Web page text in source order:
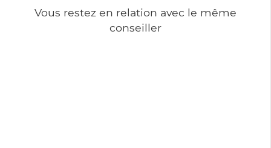
Vous restez en relation avec le même
conseiller